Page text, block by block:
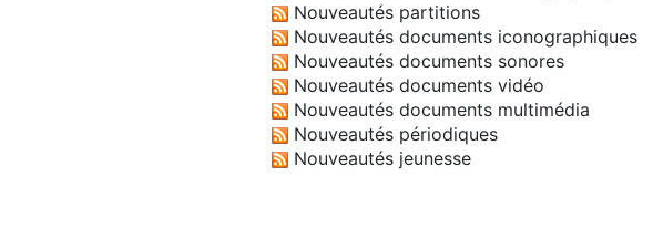
Nouveautés partitions
Nouveautés documents iconographiques
Nouveautés documents sonores
Nouveautés documents vidéo
Nouveautés documents multimédia
Nouveautés périodiques
Nouveautés jeunesse